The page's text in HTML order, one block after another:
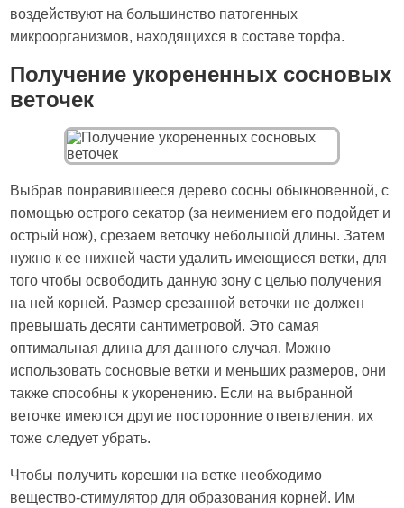
воздействуют на большинство патогенных
микроорганизмов, находящихся в составе торфа.
Получение укорененных сосновых
веточек
Выбрав понравившееся дерево сосны обыкновенной, с
помощью острого секатор (за неимением его подойдет и
острый нож), срезаем веточку небольшой длины. Затем
нужно к ее нижней части удалить имеющиеся ветки, для
того чтобы освободить данную зону с целью получения
на ней корней. Размер срезанной веточки не должен
превышать десяти сантиметровой. Это самая
оптимальная длина для данного случая. Можно
использовать сосновые ветки и меньших размеров, они
также способны к укоренению. Если на выбранной
веточке имеются другие посторонние ответвления, их
тоже следует убрать.
Чтобы получить корешки на ветке необходимо
вещество-стимулятор для образования корней. Им